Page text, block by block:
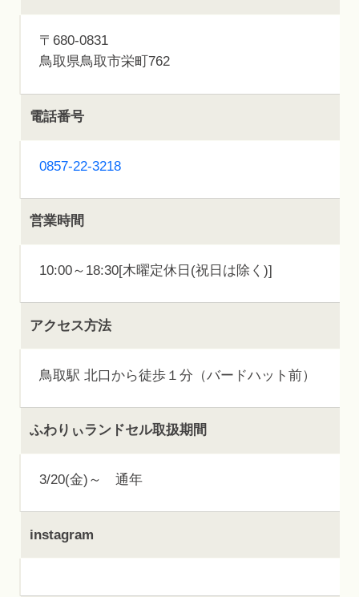
〒680-0831
鳥取県鳥取市栄町762
電話番号
0857-22-3218
営業時間
10:00～18:30[木曜定休日(祝日は除く)]
アクセス方法
鳥取駅 北口から徒歩１分（バードハット前）
ふわりぃランドセル取扱期間
3/20(金)～ 通年
instagram